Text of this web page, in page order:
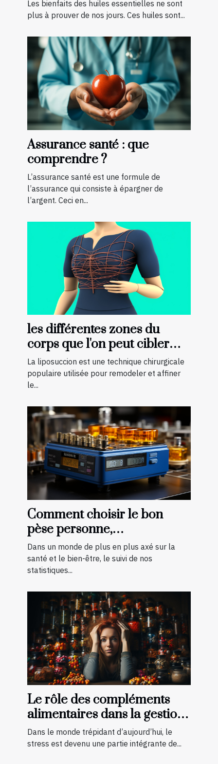
Les bienfaits des huiles essentielles ne sont
plus à prouver de nos jours. Ces huiles sont...
Assurance santé : que
comprendre ?
L’assurance santé est une formule de
l’assurance qui consiste à épargner de
l’argent. Ceci en...
les différentes zones du
corps que l'on peut cibler
avec la liposuccion en
Tunisie
La liposuccion est une technique chirurgicale
populaire utilisée pour remodeler et affiner
le...
Comment choisir le bon
pèse personne,
impédancemètre et balance
pour vos besoins
Dans un monde de plus en plus axé sur la
santé et le bien-être, le suivi de nos
statistiques...
Le rôle des compléments
alimentaires dans la gestion
du stress
Dans le monde trépidant d’aujourd’hui, le
stress est devenu une partie intégrante de...